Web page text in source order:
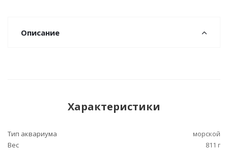
Описание
Характеристики
Тип аквариума
морской
Вес
811 г